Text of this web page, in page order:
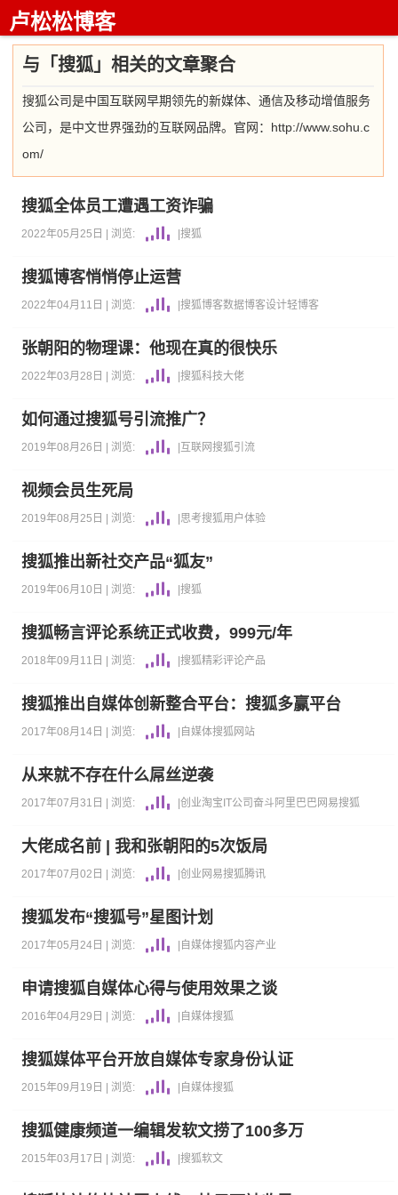
卢松松博客
与「搜狐」相关的文章聚合
搜狐公司是中国互联网早期领先的新媒体、通信及移动增值服务
公司，是中文世界强劲的互联网品牌。官网：http://www.sohu.c
om/
搜狐全体员工遭遇工资诈骗
2022年05月25日 | 浏览: |搜狐
搜狐博客悄悄停止运营
2022年04月11日 | 浏览: |搜狐博客数据博客设计轻博客
张朝阳的物理课：他现在真的很快乐
2022年03月28日 | 浏览: |搜狐科技大佬
如何通过搜狐号引流推广？
2019年08月26日 | 浏览: 互联网搜狐引流
视频会员生死局
2019年08月25日 | 浏览: 思考搜狐用户体验
搜狐推出新社交产品“狐友”
2019年06月10日 | 浏览: |搜狐
搜狐畅言评论系统正式收费，999元/年
2018年09月11日 | 浏览: |搜狐精彩评论产品
搜狐推出自媒体创新整合平台：搜狐多赢平台
2017年08月14日 | 浏览: 自媒体搜狐网站
从来就不存在什么屌丝逆袭
2017年07月31日 | 浏览: |创业淘宝 IT公司奋斗 阿里巴巴网易搜狐
大佬成名前 | 我和张朝阳的5次饭局
2017年07月02日 | 浏览: |创业网易搜狐腾讯
搜狐发布“搜狐号”星图计划
2017年05月24日 | 浏览: 自媒体搜狐内容产业
申请搜狐自媒体心得与使用效果之谈
2016年04月29日 | 浏览: 自媒体搜狐
搜狐媒体平台开放自媒体专家身份认证
2015年09月19日 | 浏览: 自媒体搜狐
搜狐健康频道一编辑发软文捞了100多万
2015年03月17日 | 浏览: |搜狐软文